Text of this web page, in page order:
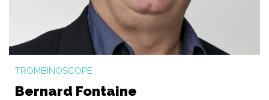
TROMBINOSCOPE
Bernard Fontaine